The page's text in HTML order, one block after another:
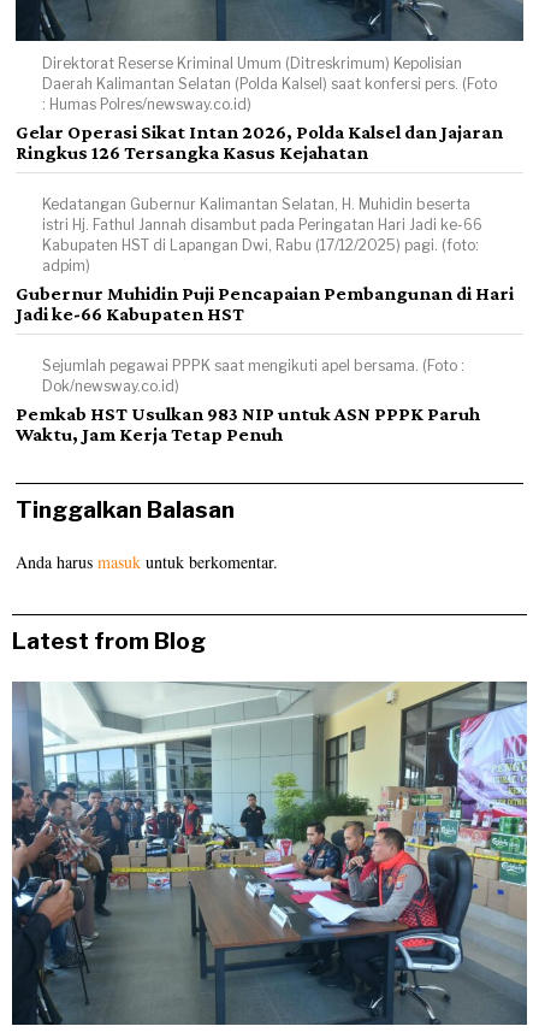
Direktorat Reserse Kriminal Umum (Ditreskrimum) Kepolisian
Daerah Kalimantan Selatan (Polda Kalsel) saat konfersi pers. (Foto
: Humas Polres/newsway.co.id)
Gelar Operasi Sikat Intan 2026, Polda Kalsel dan Jajaran
Ringkus 126 Tersangka Kasus Kejahatan
Kedatangan Gubernur Kalimantan Selatan, H. Muhidin beserta
istri Hj. Fathul Jannah disambut pada Peringatan Hari Jadi ke-66
Kabupaten HST di Lapangan Dwi, Rabu (17/12/2025) pagi. (foto:
adpim)
Gubernur Muhidin Puji Pencapaian Pembangunan di Hari
Jadi ke-66 Kabupaten HST
Sejumlah pegawai PPPK saat mengikuti apel bersama. (Foto :
Dok/newsway.co.id)
Pemkab HST Usulkan 983 NIP untuk ASN PPPK Paruh
Waktu, Jam Kerja Tetap Penuh
Tinggalkan Balasan
Anda harusmasuk untuk berkomentar.
Latest from Blog